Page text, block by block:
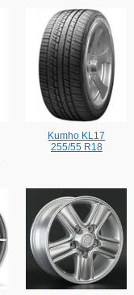
Kumho KL17
255/55 R18